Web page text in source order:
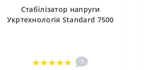
Стабілізатор напруги
Укртехнологія Standard 7500
1